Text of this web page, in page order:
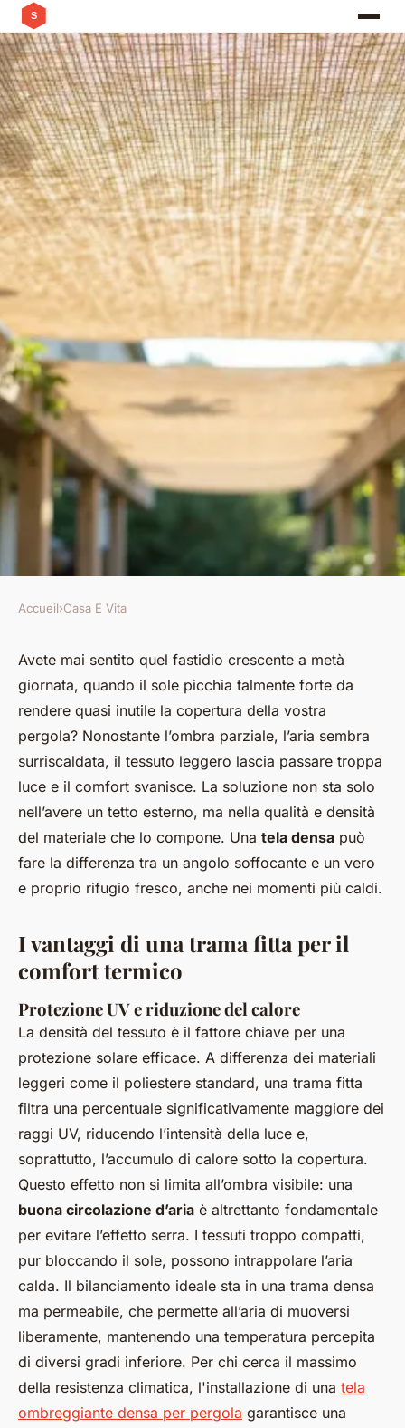
La tela densa per pergola offre
protezione e comfort
Dardano• 05/06/2026 16:45•8 min de lecture
Accueil›Casa E Vita
Avete mai sentito quel fastidio crescente a metà
giornata, quando il sole picchia talmente forte da
rendere quasi inutile la copertura della vostra
pergola? Nonostante l’ombra parziale, l’aria sembra
surriscaldata, il tessuto leggero lascia passare troppa
luce e il comfort svanisce. La soluzione non sta solo
nell’avere un tetto esterno, ma nella qualità e densità
del materiale che lo compone. Una tela densa può
fare la differenza tra un angolo soffocante e un vero
e proprio rifugio fresco, anche nei momenti più caldi.
I vantaggi di una trama fitta per il
comfort termico
Protezione UV e riduzione del calore
La densità del tessuto è il fattore chiave per una
protezione solare efficace. A differenza dei materiali
leggeri come il poliestere standard, una trama fitta
filtra una percentuale significativamente maggiore dei
raggi UV, riducendo l’intensità della luce e,
soprattutto, l’accumulo di calore sotto la copertura.
Questo effetto non si limita all’ombra visibile: una
buona circolazione d’aria è altrettanto fondamentale
per evitare l’effetto serra. I tessuti troppo compatti,
pur bloccando il sole, possono intrappolare l’aria
calda. Il bilanciamento ideale sta in una trama densa
ma permeabile, che permette all’aria di muoversi
liberamente, mantenendo una temperatura percepita
di diversi gradi inferiore. Per chi cerca il massimo
della resistenza climatica, l'installazione di una tela
ombreggiante densa per pergola garantisce una